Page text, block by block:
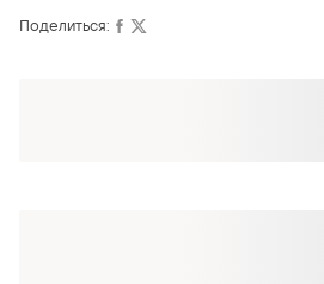
Поделиться: